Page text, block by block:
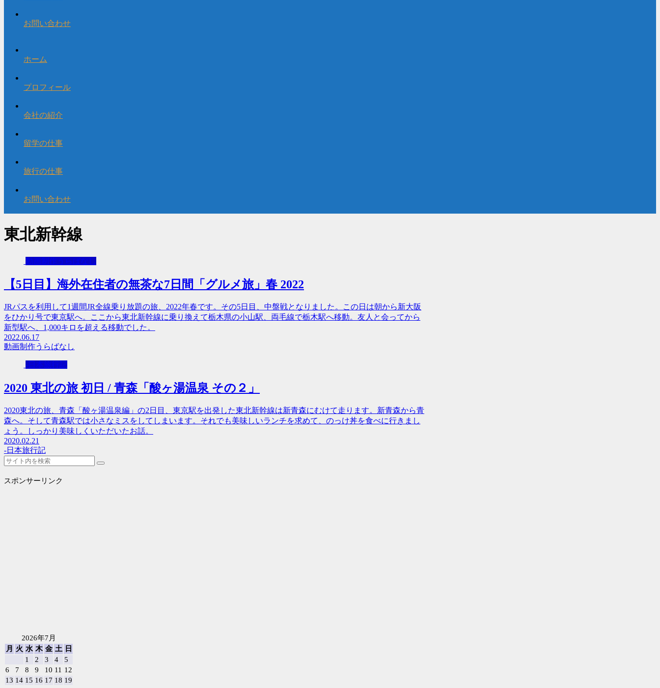
お問い合わせ
ホーム
プロフィール
会社の紹介
留学の仕事
旅行の仕事
お問い合わせ
東北新幹線
動画制作うらばなし
【5日目】海外在住者の無茶な7日間「グルメ旅」春 2022
JRパスを利用して1週間JR全線乗り放題の旅、2022年春です。その5日目、中盤戦となりました。この日は朝から新大阪
をひかり号で東京駅へ。ここから東北新幹線に乗り換えて栃木県の小山駅、両毛線で栃木駅へ移動。友人と会ってから
新型駅へ、1,000キロを超える移動でした。
2022.06.17
動画制作うらばなし
-日本旅行記
2020 東北の旅 初日 / 青森「酸ヶ湯温泉 その２」
2020東北の旅、青森「酸ヶ湯温泉編」の2日目、東京駅を出発した東北新幹線は新青森にむけて走ります。新青森から青
森へ。そして青森駅では小さなミスをしてしまいます。それでも美味しいランチを求めて、のっけ丼を食べに行きまし
ょう。しっかり美味しくいただいたお話。
2020.02.21
-日本旅行記
スポンサーリンク
2026年7月
月
火 水 木 金 土
日
1
2 3 4
5
6
7 8 9 10 11 12
13 14 15 16 17 18 19